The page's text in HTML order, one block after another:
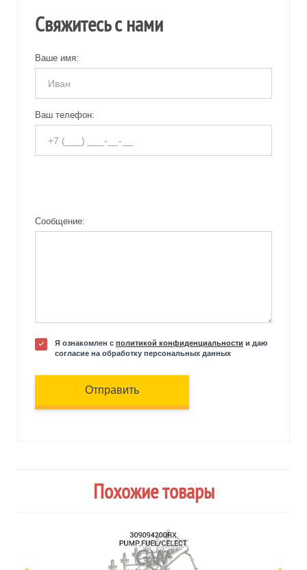
Свяжитесь с нами
Ваше имя:
Ваш телефон:
Сообщение:
Я ознакомлен с политикой конфиденциальности и даю
согласие на обработку персональных данных
Отправить
Похожие товары